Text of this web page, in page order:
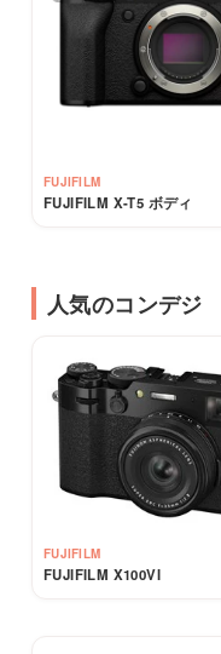
FUJIFILM
FUJIFILM X-T5 ボディ
人気のコンデジ
FUJIFILM
FUJIFILM X100VI